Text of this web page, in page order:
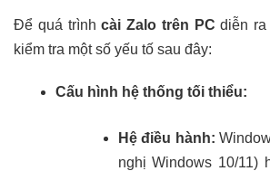
Để quá trìnhcài Zalo trên PC diễn
kiểm tra một số yếu tố sau đây:
Cấu hình hệ thống tối thiểu:
Hệ điều hành:
nghị Windows 10/11)